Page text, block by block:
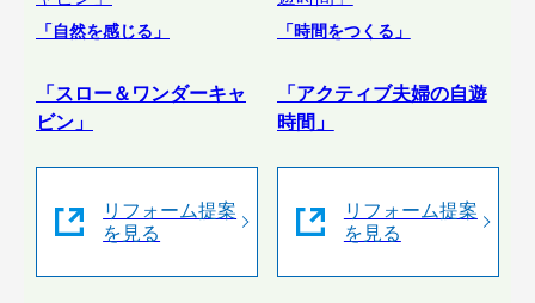
「自然を感じる」
「スロー＆ワンダーキャ
ビン」
リフォーム提案
を見る
「時間をつくる」
「アクティブ夫婦の自遊
時間」
リフォーム提案
を見る